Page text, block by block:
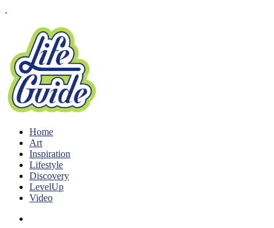
.
Home
Art
Inspiration
Lifestyle
Discovery
LevelUp
Video